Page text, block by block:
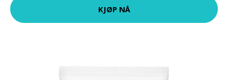
KJØP NÅ